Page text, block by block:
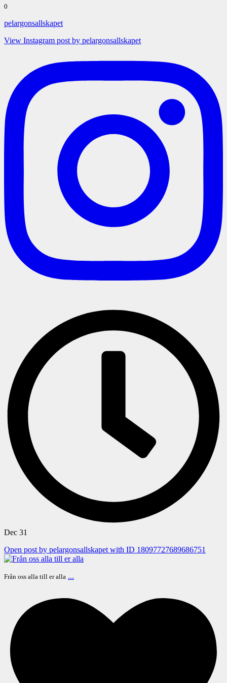
0
pelargonsallskapet
View Instagram post by pelargonsallskapet
Dec 31
Open post by pelargonsallskapet with ID 18097727689686751
Från oss alla till er alla ...